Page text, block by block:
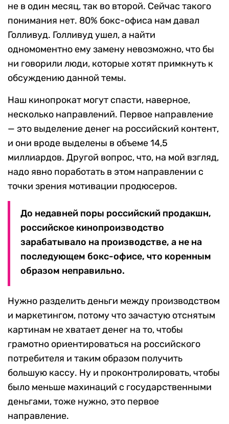
не в один месяц, так во второй. Сейчас такого
понимания нет. 80% бокс-офиса нам давал
Голливуд. Голливуд ушел, а найти
одномоментно ему замену невозможно, что бы
ни говорили люди, которые хотят примкнуть к
обсуждению данной темы.
Наш кинопрокат могут спасти, наверное,
несколько направлений. Первое направление
— это выделение денег на российский контент,
и они вроде выделены в объеме 14,5
миллиардов. Другой вопрос, что, на мой взгляд,
надо явно поработать в этом направлении с
точки зрения мотивации продюсеров.
До недавней поры российский продакшн,
российское кинопроизводство
зарабатывало на производстве, а не на
последующем бокс-офисе, что коренным
образом неправильно.
Нужно разделить деньги между производством
и маркетингом, потому что зачастую отснятым
картинам не хватает денег на то, чтобы
грамотно ориентироваться на российского
потребителя и таким образом получить
большую кассу. Ну и проконтролировать, чтобы
было меньше махинаций с государственными
деньгами, тоже нужно, это первое
направление.